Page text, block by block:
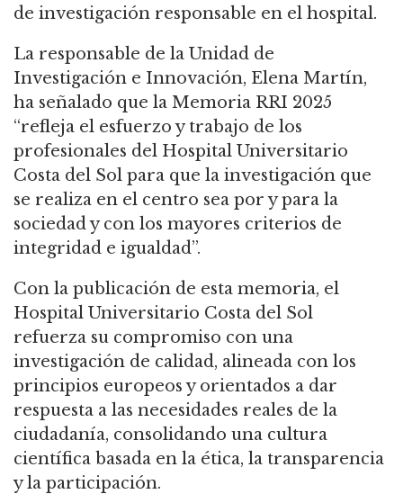
de investigación responsable en el hospital.
La responsable de la Unidad de
Investigación e Innovación, Elena Martín,
ha señalado que la Memoria RRI 2025
“refleja el esfuerzo y trabajo de los
profesionales del Hospital Universitario
Costa del Sol para que la investigación que
se realiza en el centro sea por y para la
sociedad y con los mayores criterios de
integridad e igualdad”.
Con la publicación de esta memoria, el
Hospital Universitario Costa del Sol
refuerza su compromiso con una
investigación de calidad, alineada con los
principios europeos y orientados a dar
respuesta a las necesidades reales de la
ciudadanía, consolidando una cultura
científica basada en la ética, la transparencia
y la participación.